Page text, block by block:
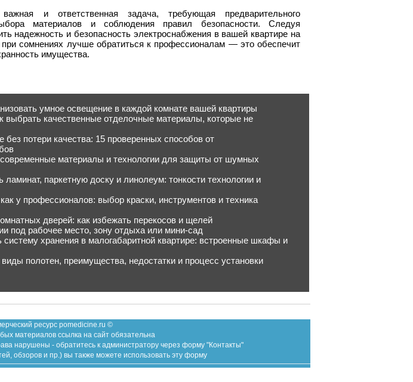
и ответственная задача, требующая предварительного
материалов и соблюдения правил безопасности. Следуя
надежность и безопасность электроснабжения в вашей квартире на
сомнениях лучше обратиться к профессионалам — это обеспечит
имущества.
умное освещение в каждой комнате вашей квартиры
выбрать качественные отделочные материалы, которые не
без потери качества: 15 проверенных способов от
материалы и технологии для защиты от шумных
ламинат, паркетную доску и линолеум: тонкости технологии и
у профессионалов: выбор краски, инструментов и техника
дверей: как избежать перекосов и щелей
под рабочее место, зону отдыха или мини-сад
систему хранения в малогабаритной квартире: встроенные шкафы и
полотен, преимущества, недостатки и процесс установки
ресурс pomedicine.ru ©
материалов ссылка на сайт обязательна
нарушены - обратитесь к администратору через форму "Контакты"
обзоров и пр.) вы также можете использовать эту форму